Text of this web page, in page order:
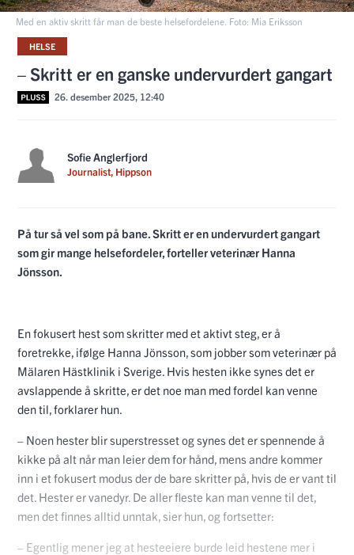
Med en aktiv skritt får man de beste helsefordelene. Foto: Mia Eriksson
HELSE
– Skritt er en ganske undervurdert gangart
26. desember 2025, 12:40
Sofie Anglerfjord
Journalist, Hippson
På tur så vel som på bane. Skritt er en undervurdert gangart
som gir mange helsefordeler, forteller veterinær Hanna
Jönsson.
En fokusert hest som skritter med et aktivt steg, er å
foretrekke, ifølge Hanna Jönsson, som jobber som veterinær på
Mälaren Hästklinik i Sverige. Hvis hesten ikke synes det er
avslappende å skritte, er det noe man med fordel kan venne
den til, forklarer hun.
– Noen hester blir superstresset og synes det er spennende å
kikke på alt når man leier dem for hånd, mens andre kommer
inn i et fokusert modus der de bare skritter på, hvis de er vant til
det. Hester er vanedyr. De aller fleste kan man venne til det,
men det finnes alltid unntak, sier hun, og fortsetter:
– Egentlig mener jeg at hesteeiere burde leid hestene mer i